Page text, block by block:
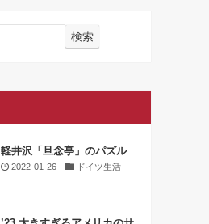
検索
軽井沢「旦念亭」のパズル
2022-01-26 ドイツ生活